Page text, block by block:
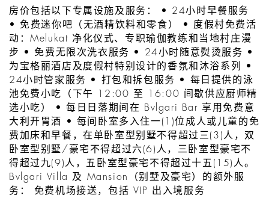
房价包括以下专属设施及服务： • 24小时早餐服务
• 免费迷你吧（无酒精饮料和零食） • 度假村免费活
动：Melukat 净化仪式、专职瑜伽教练和当地村庄漫
步 • 免费无限次洗衣服务 • 24小时随意熨烫服务 •
为宝格丽酒店及度假村特别设计的香氛和沐浴系列 •
24小时管家服务 • 打包和拆包服务 • 每日提供的泳
池免费小吃（下午 12:00 至 16:00 间歇供应厨师精
选小吃） • 每日日落期间在 Bvlgari Bar 享用免费意
大利开胃酒 • 每间卧室多入住一(1)位成人或儿童的免
费加床和早餐，在单卧室型别墅不得超过三(3)人，双
卧室型别墅/豪宅不得超过六(6)人，三卧室型豪宅不
得超过九(9)人，五卧室型豪宅不得超过十五(15)人。
Bvlgari Villa 及 Mansion（别墅及豪宅）的额外服
务： 免费机场接送，包括 VIP 出入境服务